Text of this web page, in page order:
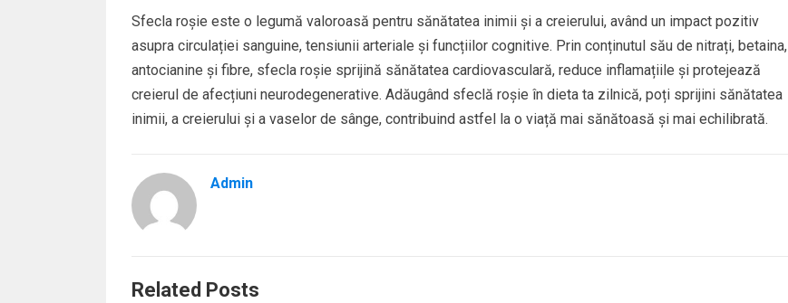
Sfecla roșie este o legumă valoroasă pentru sănătatea inimii și a creierului, având un impact pozitiv
asupra circulației sanguine, tensiunii arteriale și funcțiilor cognitive. Prin conținutul său de nitrați, betaina,
antocianine și fibre, sfecla roșie sprijină sănătatea cardiovasculară, reduce inflamațiile și protejează
creierul de afecțiuni neurodegenerative. Adăugând sfeclă roșie în dieta ta zilnică, poți sprijini sănătatea
inimii, a creierului și a vaselor de sânge, contribuind astfel la o viață mai sănătoasă și mai echilibrată.
Admin
Related Posts